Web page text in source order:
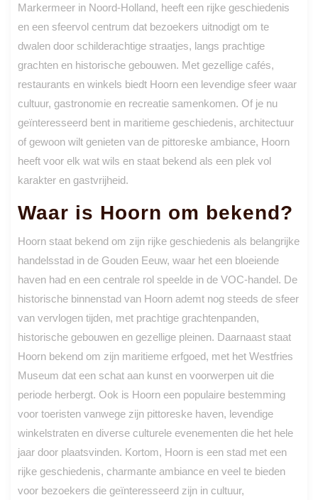
Markermeer in Noord-Holland, heeft een rijke geschiedenis
en een sfeervol centrum dat bezoekers uitnodigt om te
dwalen door schilderachtige straatjes, langs prachtige
grachten en historische gebouwen. Met gezellige cafés,
restaurants en winkels biedt Hoorn een levendige sfeer waar
cultuur, gastronomie en recreatie samenkomen. Of je nu
geïnteresseerd bent in maritieme geschiedenis, architectuur
of gewoon wilt genieten van de pittoreske ambiance, Hoorn
heeft voor elk wat wils en staat bekend als een plek vol
karakter en gastvrijheid.
Waar is Hoorn om bekend?
Hoorn staat bekend om zijn rijke geschiedenis als belangrijke
handelsstad in de Gouden Eeuw, waar het een bloeiende
haven had en een centrale rol speelde in de VOC-handel. De
historische binnenstad van Hoorn ademt nog steeds de sfeer
van vervlogen tijden, met prachtige grachtenpanden,
historische gebouwen en gezellige pleinen. Daarnaast staat
Hoorn bekend om zijn maritieme erfgoed, met het Westfries
Museum dat een schat aan kunst en voorwerpen uit die
periode herbergt. Ook is Hoorn een populaire bestemming
voor toeristen vanwege zijn pittoreske haven, levendige
winkelstraten en diverse culturele evenementen die het hele
jaar door plaatsvinden. Kortom, Hoorn is een stad met een
rijke geschiedenis, charmante ambiance en veel te bieden
voor bezoekers die geïnteresseerd zijn in cultuur,